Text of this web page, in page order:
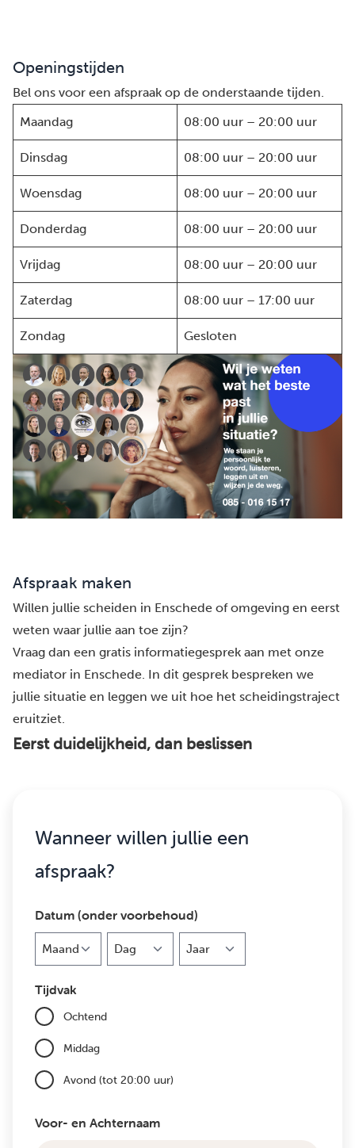
Openingstijden
Bel ons voor een afspraak op de onderstaande tijden.
Maandag
08:00 uur – 20:00 uur
Dinsdag 08:00 uur – 20:00 uur
Woensdag 08:00 uur – 20:00 uur
Donderdag 08:00 uur – 20:00 uur
Vrijdag 08:00 uur – 20:00 uur
Zaterdag 08:00 uur – 17:00 uur
Zondag Gesloten
Afspraak maken
Willen jullie scheiden in Enschede of omgeving en eerst
weten waar jullie aan toe zijn?
Vraag dan een gratis informatiegesprek aan met onze
mediator in Enschede. In dit gesprek bespreken we
jullie situatie en leggen we uit hoe het scheidingstraject
eruitziet.
Eerst duidelijkheid, dan beslissen
Wanneer willen jullie een
afspraak?
Datum (onder voorbehoud)
Tijdvak
Ochtend
Middag
Avond (tot 20:00 uur)
Voor- en Achternaam